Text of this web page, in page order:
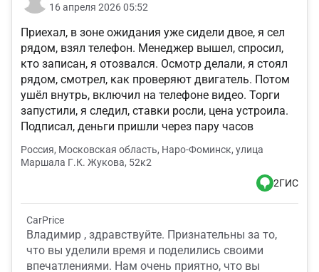
16 апреля 2026 05:52
Приехал, в зоне ожидания уже сидели двое, я сел
рядом, взял телефон. Менеджер вышел, спросил,
кто записан, я отозвался. Осмотр делали, я стоял
рядом, смотрел, как проверяют двигатель. Потом
ушёл внутрь, включил на телефоне видео. Торги
запустили, я следил, ставки росли, цена устроила.
Подписал, деньги пришли через пару часов
Россия, Московская область, Наро-Фоминск, улица
Маршала Г.К. Жукова, 52к2
2ГИС
CarPrice
Владимир , здравствуйте. Признательны за то,
что вы уделили время и поделились своими
впечатлениями. Нам очень приятно, что вы